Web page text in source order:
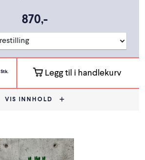
870,-
Stk. Legg til i handlekurv
VIS INNHOLD